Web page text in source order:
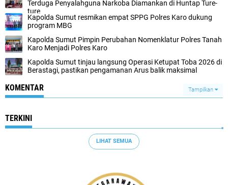
Terduga Penyalahguna Narkoba Diamankan di Huntap Ture-
ture
Kapolda Sumut resmikan empat SPPG Polres Karo dukung
program MBG
Kapolda Sumut Pimpin Perubahan Nomenklatur Polres Tanah
Karo Menjadi Polres Karo
Kapolda Sumut tinjau langsung Operasi Ketupat Toba 2026 di
Berastagi, pastikan pengamanan Arus balik maksimal
KOMENTAR Tampilkan
TERKINI
LIHAT SEMUA